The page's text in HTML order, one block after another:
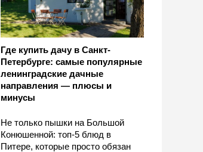
Где купить дачу в Санкт-
Петербурге: самые популярные
ленинградские дачные
направления — плюсы и
минусы
Не только пышки на Большой
Конюшенной: топ-5 блюд в
Питере, которые просто обязан